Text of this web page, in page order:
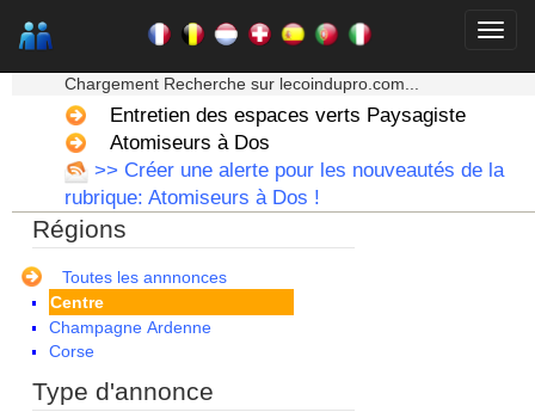
Chargement Recherche sur lecoindupro.com...
Entretien des espaces verts Paysagiste
Atomiseurs à Dos
>> Créer une alerte pour les nouveautés de la
rubrique: Atomiseurs à Dos !
Régions
Toutes les annnonces
Alsace
Aquitaine
Auvergne
Basse Normandie
Bourgogne
Bretagne
Centre
Champagne Ardenne
Corse
Guadeloupe
Type d'annonce